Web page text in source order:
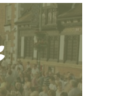
fwy